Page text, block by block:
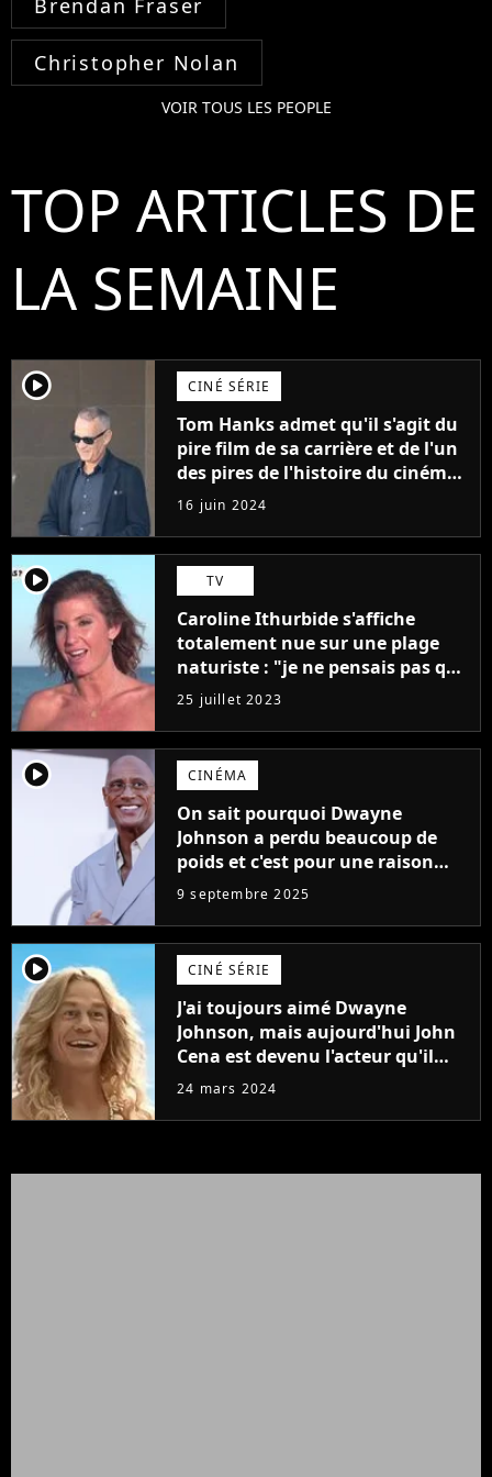
Brendan Fraser
Christopher Nolan
VOIR TOUS LES PEOPLE
TOP ARTICLES DE
LA SEMAINE
player2 CINÉ SÉRIE
Tom Hanks admet qu'il s'agit du
pire film de sa carrière et de l'un
des pires de l'histoire du cinéma :
"L'un des films les plus
médiocres jamais réalisés"
16 juin 2024
player2 TV
Caroline Ithurbide s'affiche
totalement nue sur une plage
naturiste : "je ne pensais pas que
j'arriverais à le faire..."
25 juillet 2023
player2 CINÉMA
On sait pourquoi Dwayne
Johnson a perdu beaucoup de
poids et c'est pour une raison
importante
9 septembre 2025
player2 CINÉ SÉRIE
J'ai toujours aimé Dwayne
Johnson, mais aujourd'hui John
Cena est devenu l'acteur qu'il
rêvait d'être (et Ricky Stanicky le
24 mars 2024